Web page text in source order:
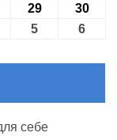
2929.08.2026
30
5 05.09.2026
6
себе